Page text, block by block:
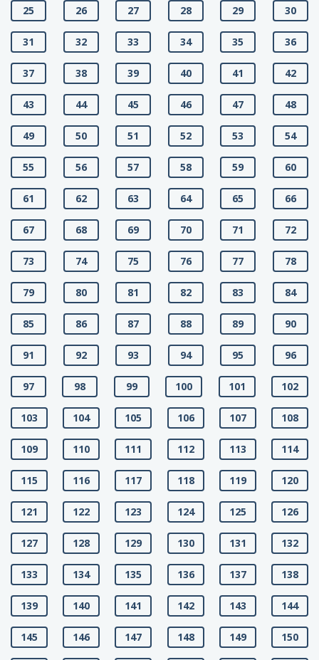
25 26 27 28 29 30
31 32 33 34 35 36
37 38 39 40 41 42
43 44 45 46 47 48
49 50 51 52 53 54
55 56 57 58 59 60
61 62 63 64 65 66
67 68 69 70 71 72
73 74 75 76 77 78
79 80 81 82 83 84
85 86 87 88 89 90
91 92 93 94 95 96
97 98 99 100 101 102
103 104 105 106 107 108
109 110 111 112 113 114
115 116 117 118 119 120
121 122 123 124 125 126
127 128 129 130 131 132
133 134 135 136 137 138
139 140 141 142 143 144
145 146 147 148 149 150